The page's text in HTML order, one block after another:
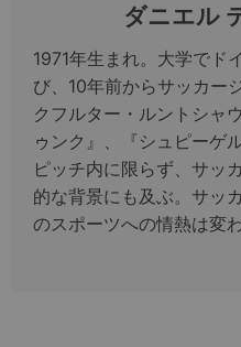
ダニエル
1971年生まれ。大学でド
び、10年前からサッカー
クフルター・ルントシャ
ゥンク』、『シュピーゲ
ピッチ内に限らず、サッ
的な背景にも及ぶ。サッ
のスポーツへの情熱は変